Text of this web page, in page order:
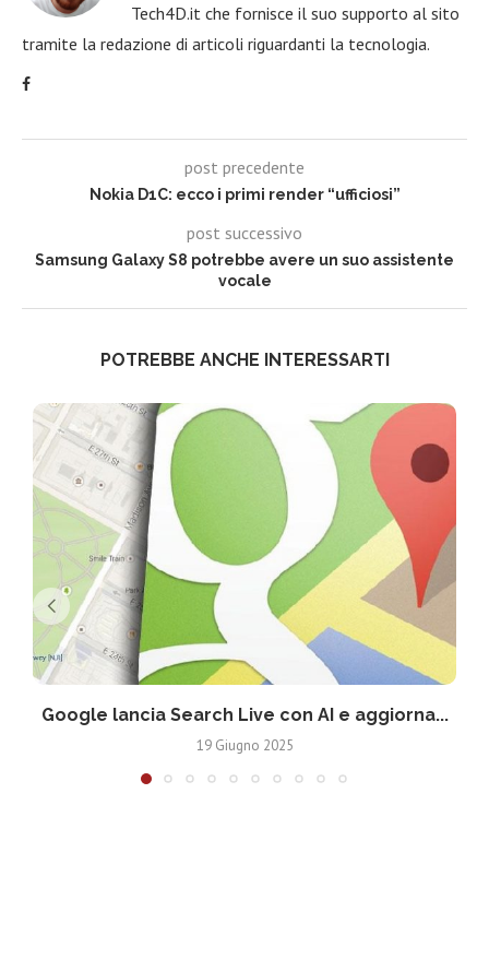
Tech4D.it che fornisce il suo supporto al sito
tramite la redazione di articoli riguardanti la tecnologia.
post precedente
Nokia D1C: ecco i primi render “ufficiosi”
post successivo
Samsung Galaxy S8 potrebbe avere un suo assistente
vocale
POTREBBE ANCHE INTERESSARTI
Google lancia Search Live con AI e aggiorna...
19 Giugno 2025